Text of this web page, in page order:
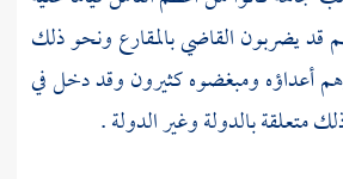
قد يضربون القاضي بالمقارع ونحو ذلك
أعداؤه ومبغضوه كثيرون وقد دخل في
متعلقة بالدولة وغير الدولة .